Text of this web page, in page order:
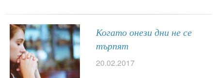
Когато онези дни не се
търпят
20.02.2017